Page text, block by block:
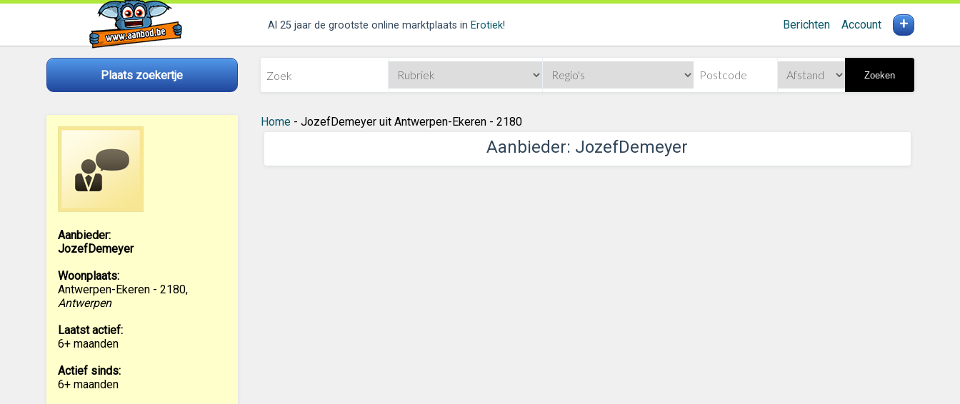
Al 25 jaar de grootste online marktplaats in Erotiek! Berichten Account +
Plaats zoekertje Zoeken
Aanbieder:
JozefDemeyer
Woonplaats:
Antwerpen-Ekeren - 2180,
Antwerpen
Laatst actief:
6+ maanden
Actief sinds:
6+ maanden
Home- JozefDemeyer uit Antwerpen-Ekeren - 2180
Aanbieder: JozefDemeyer